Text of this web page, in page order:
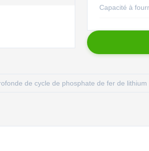
Capacité à
de cycle de phosphate de fer de lithium